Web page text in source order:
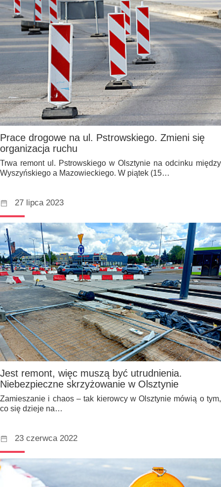
Prace drogowe na ul. Pstrowskiego. Zmieni się
organizacja ruchu
Trwa remont ul. Pstrowskiego w Olsztynie na odcinku między
Wyszyńskiego a Mazowieckiego. W piątek (15…
27 lipca 2023
Jest remont, więc muszą być utrudnienia.
Niebezpieczne skrzyżowanie w Olsztynie
Zamieszanie i chaos – tak kierowcy w Olsztynie mówią o tym,
co się dzieje na…
23 czerwca 2022